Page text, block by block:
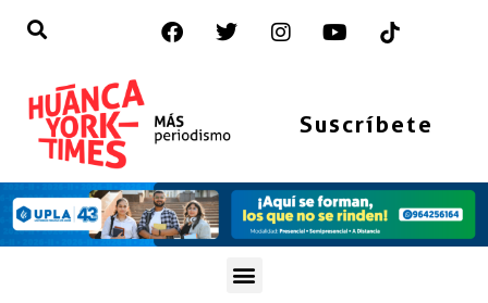
Suscríbete